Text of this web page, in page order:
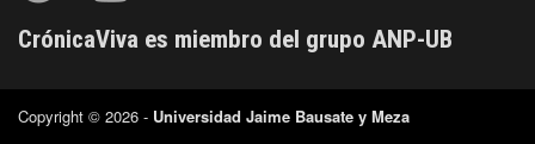
CrónicaViva es miembro del grupo ANP-UB
Copyright © 2026 - Universidad Jaime Bausate y Meza